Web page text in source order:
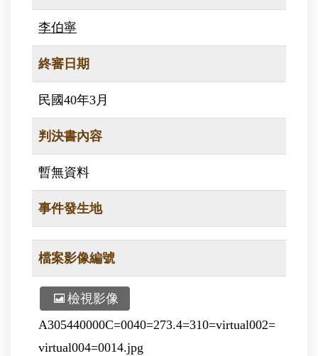
李伯寧
終審日期
民國40年3月
判決書內容
暫無資料
事件發生地
檔案影像編號
檢視影像
A305440000C=0040=273.4=310=virtual002=
virtual004=0014.jpg